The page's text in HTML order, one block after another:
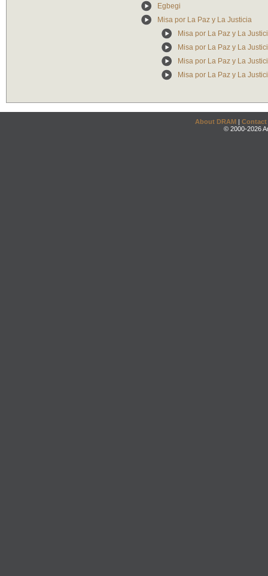
Egbegi
Misa por La Paz y La Justicia
Misa por La Paz y La
Misa por La Paz y La
Misa por La Paz y La
Misa por La Paz y La
About DRAM | Contact
© 2000-2026